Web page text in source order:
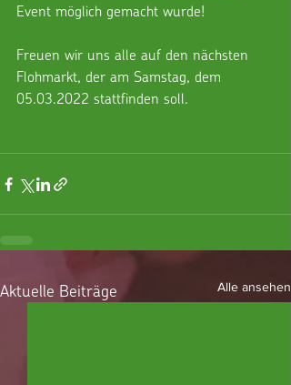
Event möglich gemacht wurde!
Freuen wir uns alle auf den nächsten
Flohmarkt, der am Samstag, dem
05.03.2022 stattfinden soll.
Aktuelle Beiträge Alle ansehen